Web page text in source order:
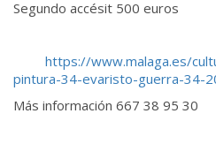
Segundo accésit 500 euros
https://www.malaga.es/
pintura-34-evaristo-guerra-34-
Más información 667 38 95 30